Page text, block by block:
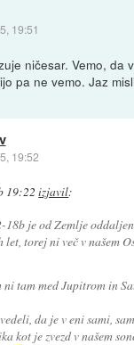
19:51
ničesar. Vemo, da
pa ne vemo. Jaz
19:52
19:22 izjavil:
18b je od Zemlje
let, torej ni več v našem
ni tam med Jupitrom in
da je v eni sami,
kot je zvezd v našem